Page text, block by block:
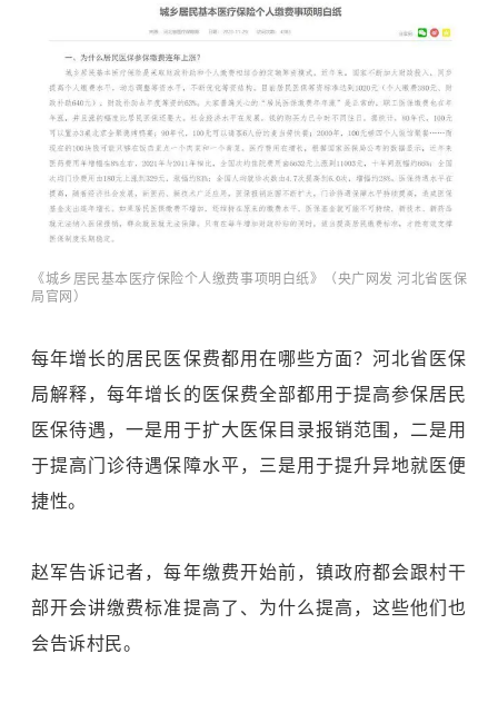
《城乡居民基本医疗保险个人缴费事项明白纸》（央广网发 河北省医保
局官网）
每年增长的居民医保费都用在哪些方面？河北省医保
局解释，每年增长的医保费全部都用于提高参保居民
医保待遇，一是用于扩大医保目录报销范围，二是用
于提高门诊待遇保障水平，三是用于提升异地就医便
捷性。
赵军告诉记者，每年缴费开始前，镇政府都会跟村干
部开会讲缴费标准提高了、为什么提高，这些他们也
会告诉村民。